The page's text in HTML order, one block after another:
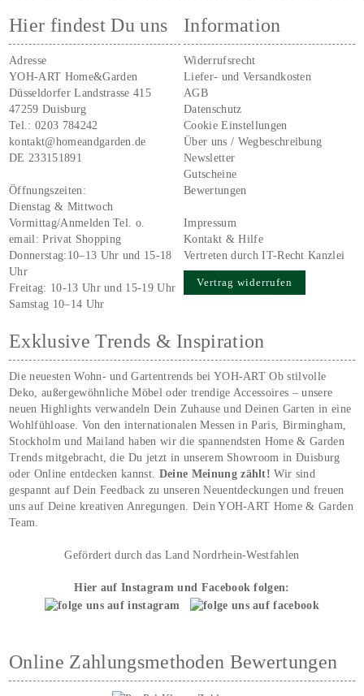
Hier findest Du uns
Adresse
YOH-ART Home&Garden
Düsseldorfer Landstrasse 415
47259 Duisburg
Tel.:0203 784242
kontakt@homeandgarden.de
DE 233151891
Öffnungszeiten:
Dienstag & Mittwoch
Vormittag/Anmelden Tel. o.
email:Privat Shopping
Donnerstag:10–13 Uhr und 15-18
Uhr
Freitag: 10-13 Uhr und 15-19 Uhr
Samstag 10–14 Uhr
Information
Widerrufsrecht
Liefer- und Versandkosten
AGB
Datenschutz
Cookie Einstellungen
Über uns / Wegbeschreibung
Newsletter
Gutscheine
Bewertungen
Impressum
Kontakt & Hilfe
Vertreten durch IT-Recht Kanzlei
Vertrag widerrufen
Exklusive Trends & Inspiration
Die neuesten Wohn- und Gartentrends bei YOH‑ART Ob stilvolle
Deko, außergewöhnliche Möbel oder trendige Accessoires – unsere
neuen Highlights verwandeln Dein Zuhause und Deinen Garten in eine
Wohlfühloase. Von den internationalen Messen in Paris, Birmingham,
Stockholm und Mailand haben wir die spannendsten Home & Garden
Trends mitgebracht, die Du jetzt in unserem Showroom in Duisburg
oder Online entdecken kannst. Deine Meinung zählt!Wir sind
gespannt auf Dein Feedback zu unseren Neuentdeckungen und freuen
uns auf Deine kreativen Anregungen. Dein YOH‑ART Home & Garden
Team.
Gefördert durch das Land Nordrhein-Westfahlen
Hier auf Instagram und Facebook folgen:
Online Zahlungsmethoden Bewertungen